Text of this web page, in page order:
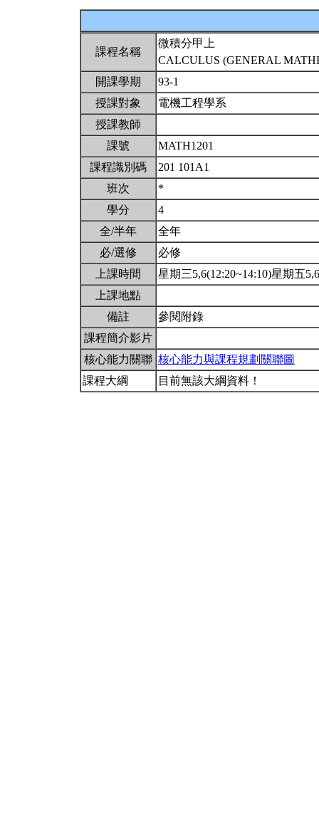
課程名稱
微積分甲上
CALCULUS (GENERAL
開課學期
93-1
授課對象
電機工程學系
授課教師
課號
MATH1201
課程識別碼
201 101A1
班次
*
學分
4
全/半年
全年
必/選修
必修
上課時間
星期三5,6(12:20~14:10)星期五
上課地點
備註
參閱附錄
課程簡介影片
核心能力關聯 核心能力與課程規劃關聯圖
課程大綱
目前無該大綱資料！